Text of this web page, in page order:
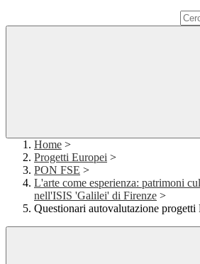
Home >
Progetti Europei >
PON FSE >
L'arte come esperienza: patrimoni
nell'ISIS 'Galilei' di Firenze >
Questionari autovalutazione progetti